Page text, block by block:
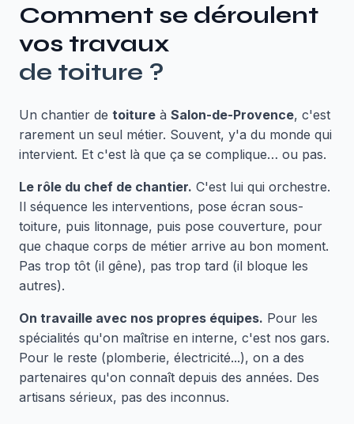
Comment se déroulent
vos travaux
de toiture ?
Un chantier de toiture à Salon-de-Provence, c'est
rarement un seul métier. Souvent, y'a du monde qui
intervient. Et c'est là que ça se complique… ou pas.
Le rôle du chef de chantier. C'est lui qui orchestre.
Il séquence les interventions, pose écran sous-
toiture, puis litonnage, puis pose couverture, pour
que chaque corps de métier arrive au bon moment.
Pas trop tôt (il gêne), pas trop tard (il bloque les
autres).
On travaille avec nos propres équipes. Pour les
spécialités qu'on maîtrise en interne, c'est nos gars.
Pour le reste (plomberie, électricité...), on a des
partenaires qu'on connaît depuis des années. Des
artisans sérieux, pas des inconnus.